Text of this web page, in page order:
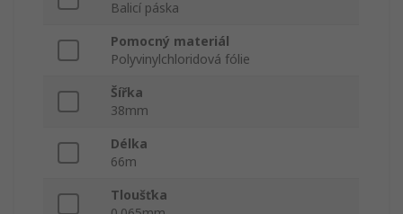
Balicí páska
Pomocný materiál
Polyvinylchloridová fólie
Šířka
38mm
Délka
66m
Tloušťka